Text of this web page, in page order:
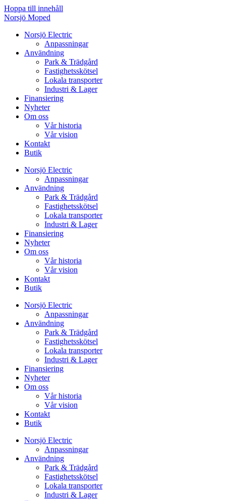
Hoppa till innehåll
Norsjö Moped
Norsjö Electric
Anpassningar
Användning
Park & Trädgård
Fastighetsskötsel
Lokala transporter
Industri & Lager
Finansiering
Nyheter
Om oss
Vår historia
Vår vision
Kontakt
Butik
Norsjö Electric
Anpassningar
Användning
Park & Trädgård
Fastighetsskötsel
Lokala transporter
Industri & Lager
Finansiering
Nyheter
Om oss
Vår historia
Vår vision
Kontakt
Butik
Norsjö Electric
Anpassningar
Användning
Park & Trädgård
Fastighetsskötsel
Lokala transporter
Industri & Lager
Finansiering
Nyheter
Om oss
Vår historia
Vår vision
Kontakt
Butik
Norsjö Electric
Anpassningar
Användning
Park & Trädgård
Fastighetsskötsel
Lokala transporter
Industri & Lager